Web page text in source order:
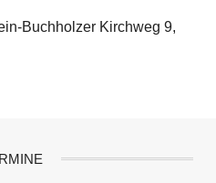
Buchholzer Kirchweg 9,